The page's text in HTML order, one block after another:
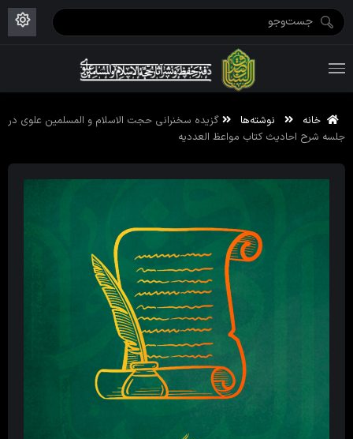
خانه نوشته‌ها
گزیده سخنرانی حجت الاسلام و المسلمین علوی در
جلسه شرح احادیث کتاب مواعظ العددیه